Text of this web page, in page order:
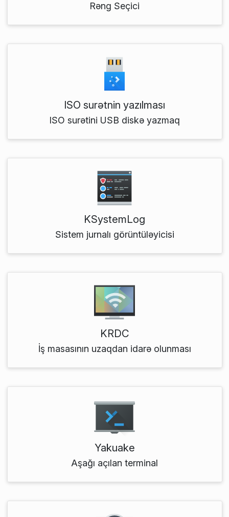
Rəng Seçici
ISO surətnin yazılması
ISO surətini USB diskə yazmaq
KSystemLog
Sistem jurnalı görüntüləyicisi
KRDC
İş masasının uzaqdan idarə olunması
Yakuake
Aşağı açılan terminal